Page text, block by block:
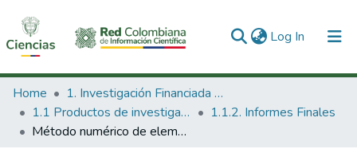
Log In (current)
Communities & Collections
All of DSpace
Home
1. Investigación Financiada con Recursos Públicos
1.1 Productos de investigación
1.1.2. Informes Finales
Método numérico de elementos de frontera para fluidos no-newtonianos no-isotérmicos.